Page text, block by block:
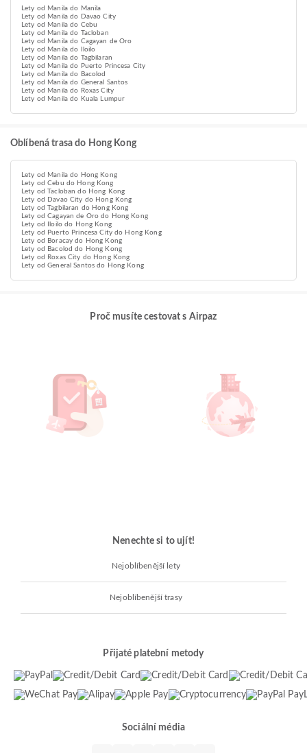
Lety od Manila do Manila
Lety od Manila do Davao City
Lety od Manila do Cebu
Lety od Manila do Tacloban
Lety od Manila do Cagayan de Oro
Lety od Manila do Iloilo
Lety od Manila do Tagbilaran
Lety od Manila do Puerto Princesa City
Lety od Manila do Bacolod
Lety od Manila do General Santos
Lety od Manila do Roxas City
Lety od Manila do Kuala Lumpur
Oblíbená trasa do Hong Kong
Lety od Manila do Hong Kong
Lety od Cebu do Hong Kong
Lety od Tacloban do Hong Kong
Lety od Davao City do Hong Kong
Lety od Tagbilaran do Hong Kong
Lety od Cagayan de Oro do Hong Kong
Lety od Iloilo do Hong Kong
Lety od Puerto Princesa City do Hong Kong
Lety od Boracay do Hong Kong
Lety od Bacolod do Hong Kong
Lety od Roxas City do Hong Kong
Lety od General Santos do Hong Kong
Proč musíte cestovat s Airpaz
Nenechte si to ujít!
Nejoblíbenější lety
Nejoblíbenější trasy
Přijaté platební metody
Sociální média